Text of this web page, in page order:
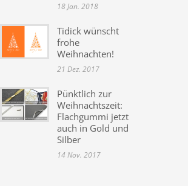
18 Jan. 2018
Tidick wünscht
frohe
Weihnachten!
21 Dez. 2017
Pünktlich zur
Weihnachtszeit:
Flachgummi jetzt
auch in Gold und
Silber
14 Nov. 2017